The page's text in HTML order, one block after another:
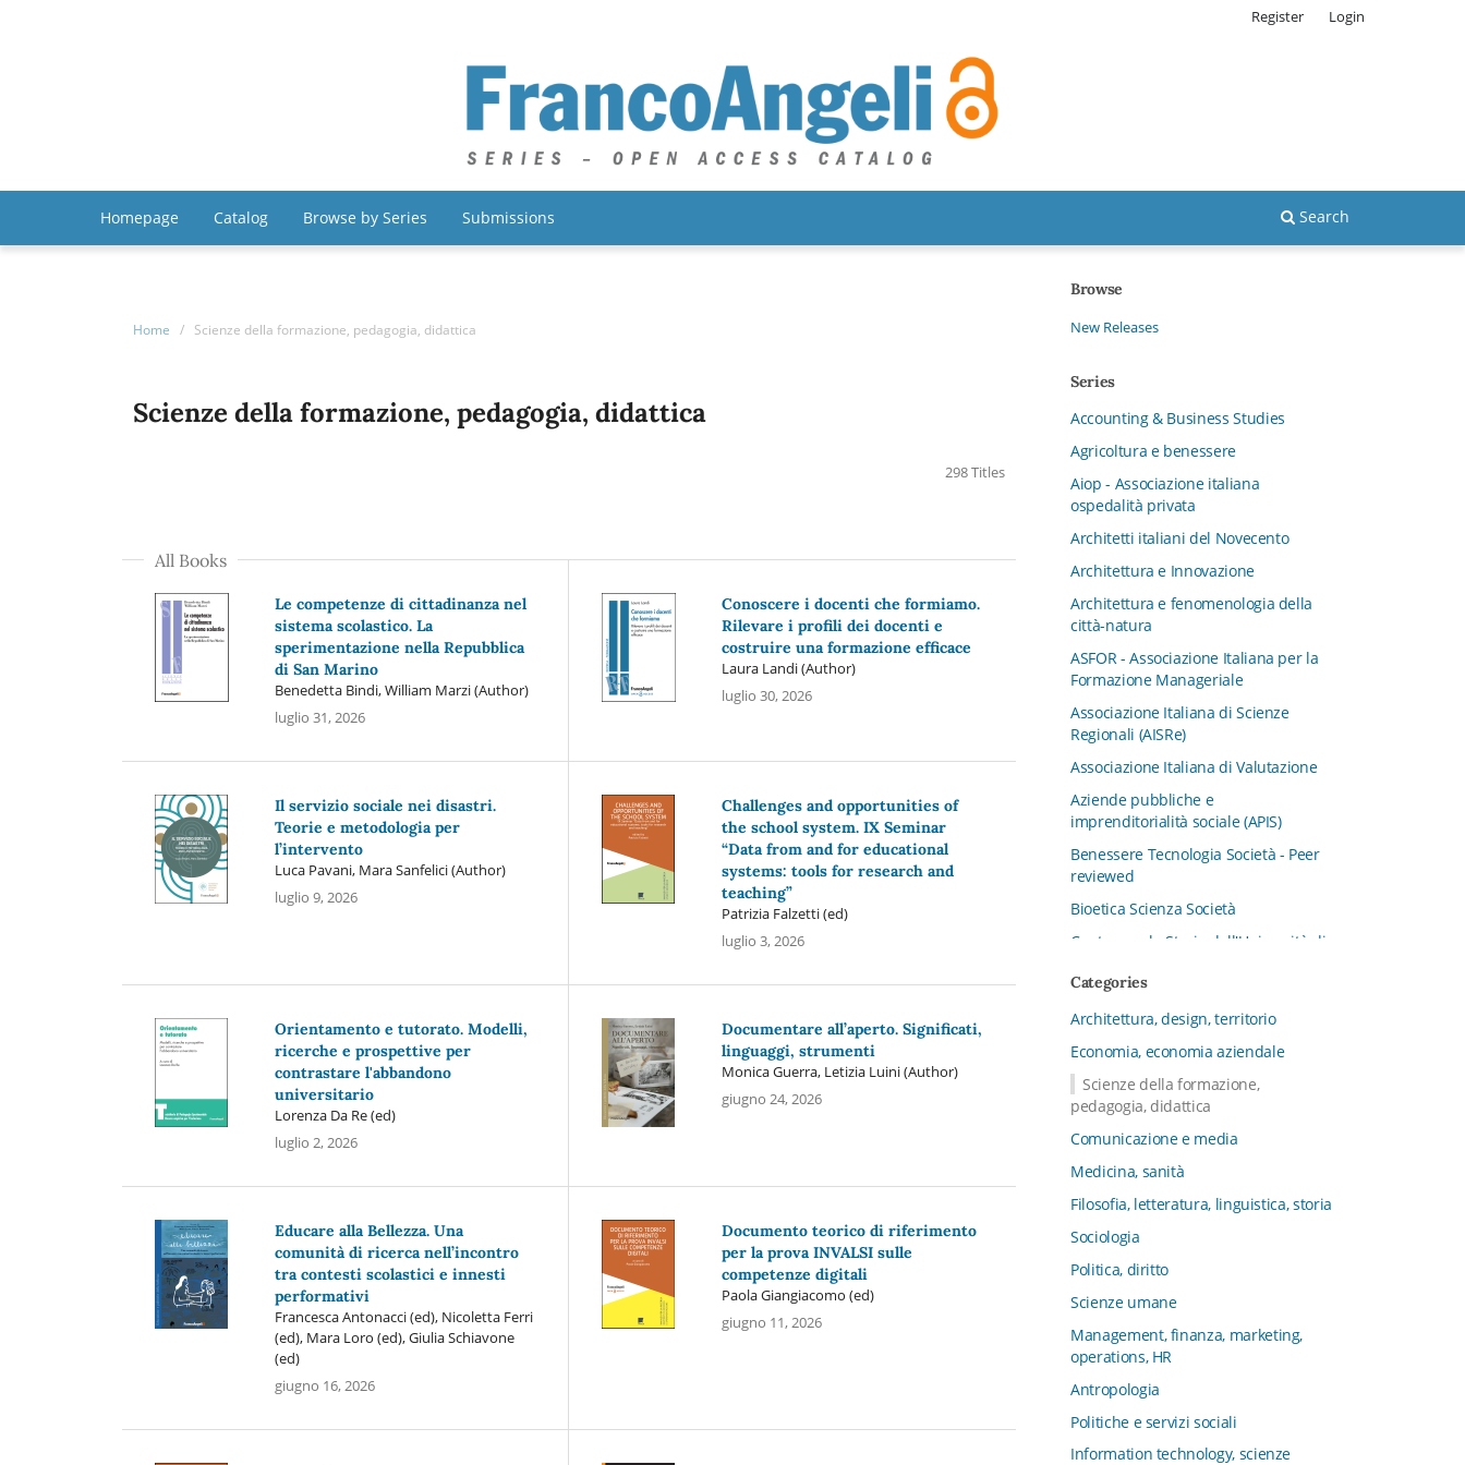
Homepage Catalog Browse by Series Submissions Search
Register Login
Home / Scienze della formazione, pedagogia, didattica
Scienze della formazione, pedagogia, didattica
298 Titles
All Books
Le competenze di cittadinanza nel
sistema scolastico. La
sperimentazione nella Repubblica
di San Marino
Benedetta Bindi, William Marzi (Author)
luglio 31, 2026
Conoscere i docenti che formiamo.
Rilevare i profili dei docenti e
costruire una formazione efficace
Laura Landi (Author)
luglio 30, 2026
Il servizio sociale nei disastri.
Teorie e metodologia per
l’intervento
Luca Pavani, Mara Sanfelici (Author)
luglio 9, 2026
Challenges and opportunities of
the school system. IX Seminar
“Data from and for educational
systems: tools for research and
teaching”
Patrizia Falzetti (ed)
luglio 3, 2026
Orientamento e tutorato. Modelli,
ricerche e prospettive per
contrastare l'abbandono
universitario
Lorenza Da Re (ed)
luglio 2, 2026
Documentare all’aperto. Significati,
linguaggi, strumenti
Monica Guerra, Letizia Luini (Author)
giugno 24, 2026
Educare alla Bellezza. Una
comunità di ricerca nell’incontro
tra contesti scolastici e innesti
performativi
Francesca Antonacci (ed), Nicoletta Ferri
(ed), Mara Loro (ed), Giulia Schiavone
(ed)
giugno 16, 2026
Documento teorico di riferimento
per la prova INVALSI sulle
competenze digitali
Paola Giangiacomo (ed)
giugno 11, 2026
Browse
New Releases
Series
Accounting & Business Studies
Agricoltura e benessere
Aiop - Associazione italiana
ospedalità privata
Architetti italiani del Novecento
Architettura e Innovazione
Architettura e fenomenologia della
città-natura
ASFOR - Associazione Italiana per la
Formazione Manageriale
Associazione Italiana di Scienze
Regionali (AISRe)
Associazione Italiana di Valutazione
Aziende pubbliche e
imprenditorialità sociale (APIS)
Benessere Tecnologia Società - Peer
reviewed
Bioetica Scienza Società
Centro per la Storia dell'Università di
CFMT - Terziario Futuro
Channel & Retail Lab
Civiltà in tavola. La cultura del cibo
tra tradizioni, storia e diritto
Collana del Dipartimento di Scienze
Aziendali, Management e Innovation
Sociologia e Diritto dell’Economia
Università di Bologna
Collana di Clinica della formazione
Collana di Ragioneria ed Economia
Aziendale - SIDREA
Collana di Storia delle istituzioni
l’Infanzia
Categories
Architettura, design, territorio
Economia, economia aziendale
Scienze della formazione,
pedagogia, didattica
Comunicazione e media
Medicina, sanità
Filosofia, letteratura, linguistica, storia
Sociologia
Politica, diritto
Scienze umane
Management, finanza, marketing,
operations, HR
Antropologia
Politiche e servizi sociali
Information technology, scienze